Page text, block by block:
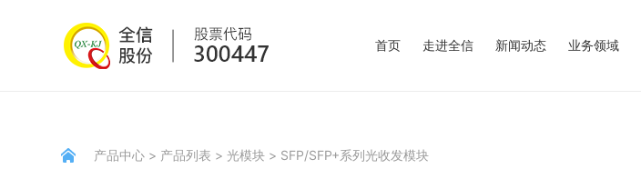
首页 走进全信 新闻动态 业务领域
产品中心 > 产品列表 > 光模块 > SFP/SFP+系列光收发模块